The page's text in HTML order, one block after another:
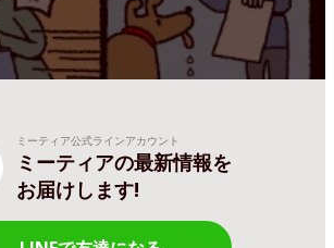
ミーティア公式ラインアカウント
ミーティアの最新情報を
お届けします!